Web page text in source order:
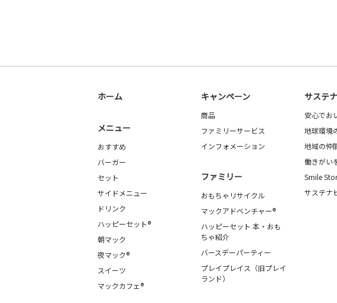
ホーム
メニュー
おすすめ
バーガー
セット
サイドメニュー
ドリンク
ハッピーセット®
朝マック
夜マック®
スイーツ
マックカフェ®
キャンペーン
商品
ファミリーサービス
インフォメーション
ファミリー
おもちゃリサイクル
マックアドベンチャー®
ハッピーセット 本・おも
ちゃ紹介
バースデーパーティー
プレイプレイス（旧プレイ
ランド）
サステ
安心でお
地球環境
地域の仲
働きがい
Smile
サステナ